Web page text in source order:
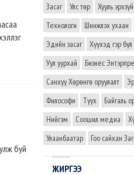
буй
Засаг Улс төр Хууль эрхзүй
Технологи
Шинжлэх ухаан
Эдийн засаг
Хүүхэд гэр бүл
Уул уурхай
Бизнес
Санхүү Хөрөнгө оруулалт
Философи
Түүх Байгаль
Нийгэм
Соошил медиа
Улаанбаатар
Гоо сайхан
ЖИРГЭЭ